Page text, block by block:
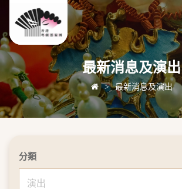
最新消息及演出
> 最新消息及演出
分類